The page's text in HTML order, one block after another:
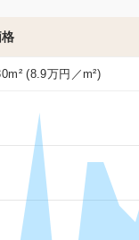
(8.9万円／m²)